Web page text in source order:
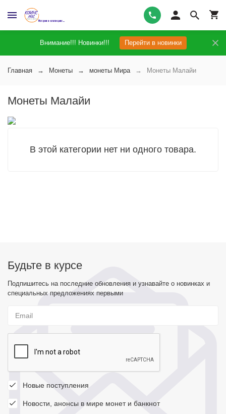
Внимание!!! Новинки!!! Перейти в новинки
Главная Монеты монеты Мира Монеты Малайи
Монеты Малайи
В этой категории нет ни одного товара.
Будьте в курсе
Подпишитесь на последние обновления и узнавайте о новинках и
специальных предложениях первыми
Новые поступления
Новости, анонсы в мире монет и банкнот